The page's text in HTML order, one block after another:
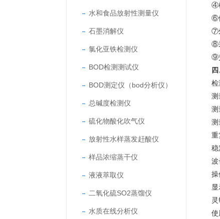
水和食品放射性测量仪
石墨消解仪
氯化亚铁检测仪
BOD检测测试仪
BOD测定仪（bod分析仪）
总碱度检测仪
硫化物酸化吹气仪
放射性水样蒸发赶酸仪
样品浓缩蒸干仪
液液萃取仪
二氧化硫SO2蒸馏仪
水质在线分析仪
④
⑥
⑦
⑧
⑨
检
测
测
测
重
稳
波
操
使